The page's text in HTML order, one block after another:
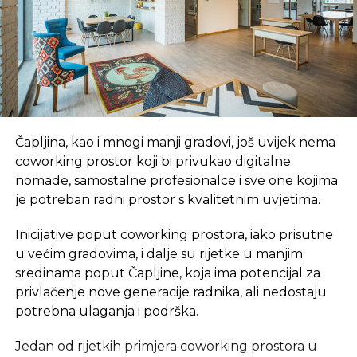
većinom mladi, oni koji prvi put rješavaju stambena
pitanja i tako dalje“, istakla je Hodžićeva. I Zoran
Pavlović, ekonomski analitičar, ističe da je situacija u
stanogradnji odraz situacije u privredi. Kako je
rekao, potrebe za novim stanovima postoje ako
postoje i finansijske mogućnosti da se stanovi kupe.
situacija je takva. Opšta nelikvidnost je učinila i da
se pojavi strah kod potencijalnih kupaca stanova,
pa oni kupovinu odlažu do zadnjeg momenta“,
ocijenio je Pavlović. Prema podacima Agencije za
23,3 odsto manji u odnosu na 2014. godinu.
Izvor: Nezavisne
SLIČNE TEME:
SLEDEĆI
Čapljina, kao i mnogi manji gradovi, još uvijek nema
coworking prostor koji bi privukao digitalne
nomade, samostalne profesionalce i sve one kojima
je potreban radni prostor s kvalitetnim uvjetima.
Inicijative poput coworking prostora, iako prisutne
u većim gradovima, i dalje su rijetke u manjim
sredinama poput Čapljine, koja ima potencijal za
privlačenje nove generacije radnika, ali nedostaju
potrebna ulaganja i podrška.
Jedan od rijetkih primjera coworking prostora u